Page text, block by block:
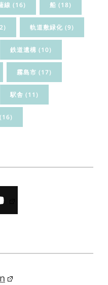
線 (16) 船 (18)
軌道敷緑化 (9)
鉄道遺構 (10)
霧島市 (17)
駅舎 (11)
(16)